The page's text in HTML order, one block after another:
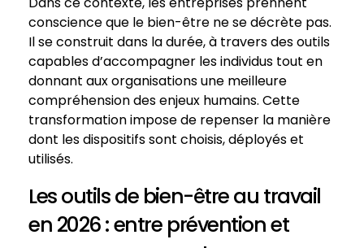
conscience que le bien-être ne se décrète pas.
Il se construit dans la durée, à travers des outils
capables d’accompagner les individus tout en
donnant aux organisations une meilleure
compréhension des enjeux humains. Cette
transformation impose de repenser la manière
dont les dispositifs sont choisis, déployés et
utilisés.
Les outils de bien-être au travail
en 2026 : entre prévention et